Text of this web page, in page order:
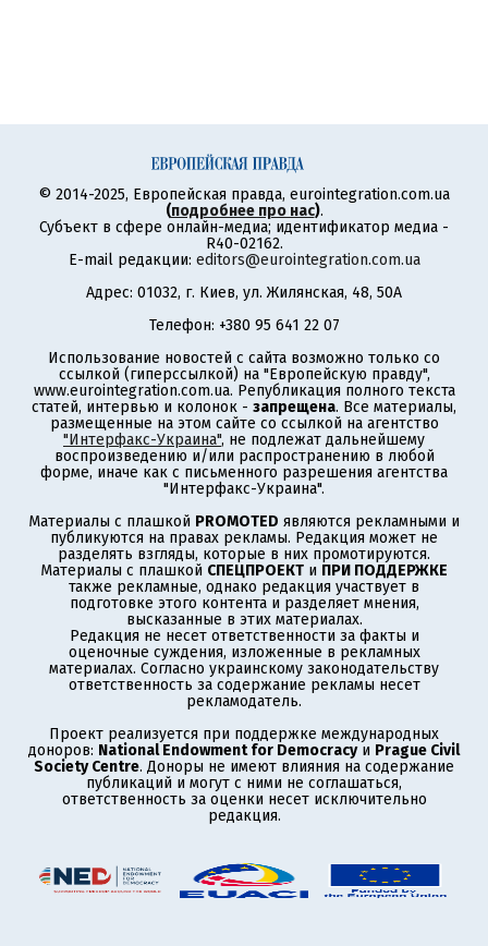
© 2014-2025, Европейская правда, eurointegration.com.ua
(подробнее про нас).
Субъект в сфере онлайн-медиа; идентификатор медиа -
R40-02162.
E-mail редакции: editors@eurointegration.com.ua
Адрес: 01032, г. Киев, ул. Жилянская, 48, 50А
Телефон: +380 95 641 22 07
Использование новостей с сайта возможно только со
ссылкой (гиперссылкой) на "Европейскую правду",
www.eurointegration.com.ua. Републикация полного текста
статей, интервью и колонок - запрещена. Все материалы,
размещенные на этом сайте со ссылкой на агентство
"Интерфакс-Украина", не подлежат дальнейшему
воспроизведению и/или распространению в любой
форме, иначе как с письменного разрешения агентства
"Интерфакс-Украина".
Материалы с плашкой PROMOTED являются рекламными и
публикуются на правах рекламы. Редакция может не
разделять взгляды, которые в них промотируются.
Материалы с плашкой СПЕЦПРОЕКТ и ПРИ ПОДДЕРЖКЕ
также рекламные, однако редакция участвует в
подготовке этого контента и разделяет мнения,
высказанные в этих материалах.
Редакция не несет ответственности за факты и
оценочные суждения, изложенные в рекламных
материалах. Согласно украинскому законодательству
ответственность за содержание рекламы несет
рекламодатель.
Проект реализуется при поддержке международных
доноров: National Endowment for Democracyи Prague Civil
Society Centre. Доноры не имеют влияния на содержание
публикаций и могут с ними не соглашаться,
ответственность за оценки несет исключительно
редакция.